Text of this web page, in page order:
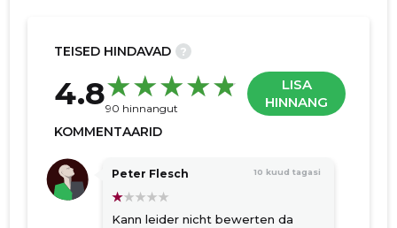
võimalust meid külastada ja vaadata, kuidas
TEISED HINDAVAD ?
4.890 hinnangut
LISA
HINNANG
KOMMENTAARID
Peter Flesch 10 kuud tagasi
Kann leider nicht bewerten da